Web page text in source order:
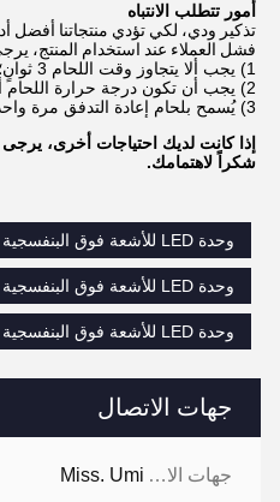
جهات الاتصال
جهات الاتصال: Miss. Umi
أمور تتطلب الانتباه
تذكير ودي، لكي تؤدي منتجاتنا أفضل
فشل العملاء عند استخدام المنتج، يرجى
1) يجب ألا يتجاوز وقت اللحام 3 ثوانٍ؛
2) يجب أن تكون درجة حرارة اللحام أقل من 260 درجة مئوية.
3) يُسمح بلحام إعادة التدفق مرة واحدة فقط.
إذا كانت لديك احتياجات أخرى،
شكراً لاهتمامك.
وحدة LED للأشعة فوق البنفسجية عالية الطاقة
وحدة LED للأشعة فوق البنفسجية 120 وات
وحدة LED للأشعة فوق البنفسجية 640 وات